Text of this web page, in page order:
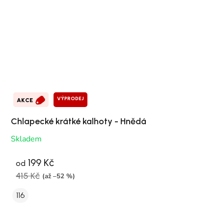
AKCE VÝPRODEJ
Chlapecké krátké kalhoty - Hnědá
Skladem
od 199 Kč
415 Kč (až –52 %)
116